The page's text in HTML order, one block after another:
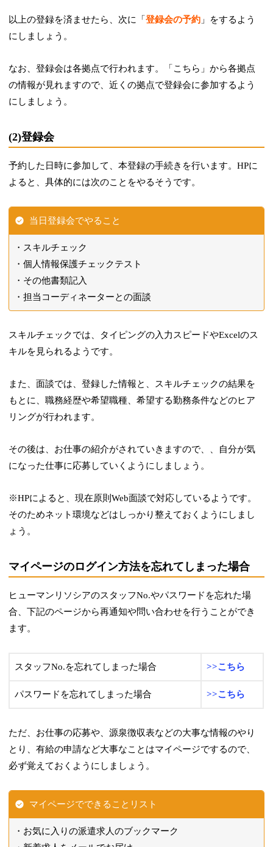
以上の登録を済ませたら、次に「登録会の予約 」をするよう
にしましょう。
なお、登録会は各拠点で行われます。「こちら」から各拠点
の情報が見れますので、近くの拠点で登録会に参加するよう
にしましょう。
(2)登録会
予約した日時に参加して、本登録の手続きを行います。HPに
よると、具体的には次のことをやるそうです。
当日登録会でやること
スキルチェック
個人情報保護チェックテスト
その他書類記入
担当コーディネーターとの面談
スキルチェックでは、タイピングの入力スピードやExcelのス
キルを見られるようです。
また、面談では、登録した情報と、スキルチェックの結果を
もとに、職務経歴や希望職種、希望する勤務条件などのヒア
リングが行われます。
その後は、お仕事の紹介がされていきますので、、自分が気
になった仕事に応募していくようにしましょう。
※HPによると、現在原則Web面談で対応しているようです。
そのためネット環境などはしっかり整えておくようにしまし
ょう。
マイページのログイン方法を忘れてしまった場合
ヒューマンリソシアのスタッフNo.やパスワードを忘れた場
合、下記のページから再通知や問い合わせを行うことができ
ます。
スタッフNo.を忘れてしまった場合 >>こちら
パスワードを忘れてしまった場合 >>こちら
ただ、お仕事の応募や、源泉徴収表などの大事な情報のやり
とり、有給の申請など大事なことはマイページでするので、
必ず覚えておくようにしましょう。
マイページでできることリスト
お気に入りの派遣求人のブックマーク